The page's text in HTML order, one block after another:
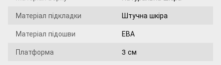
Матеріал підкладки
Штучна шкіра
Матеріал підошви
ЕВА
Платформа
3 см